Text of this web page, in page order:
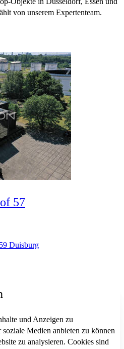
von unserem Expertenteam.
57
Duisburg
und Anzeigen zu
Medien anbieten zu können
zu analysieren. Cookies sind